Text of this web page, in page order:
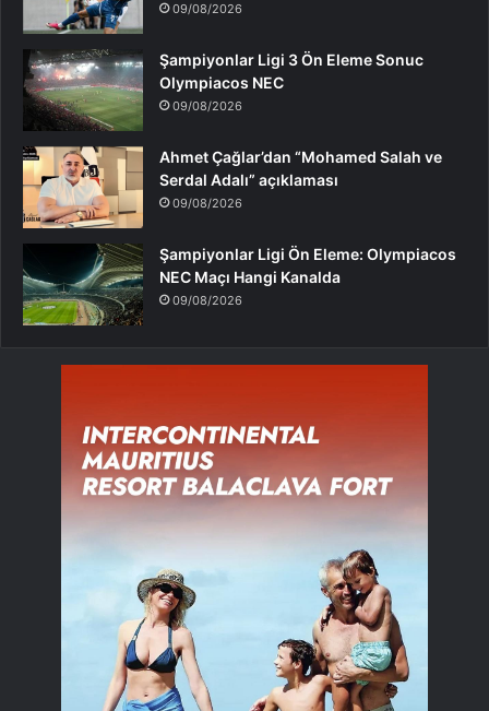
09/08/2026
Şampiyonlar Ligi 3 Ön Eleme Sonuc
Olympiacos NEC
09/08/2026
Ahmet Çağlar’dan “Mohamed Salah ve
Serdal Adalı” açıklaması
09/08/2026
Şampiyonlar Ligi Ön Eleme: Olympiacos
NEC Maçı Hangi Kanalda
09/08/2026